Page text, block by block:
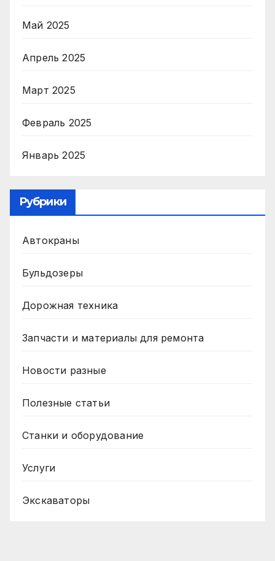
Май 2025
Апрель 2025
Март 2025
Февраль 2025
Январь 2025
Рубрики
Автокраны
Бульдозеры
Дорожная техника
Запчасти и материалы для ремонта
Новости разные
Полезные статьи
Станки и оборудование
Услуги
Экскаваторы